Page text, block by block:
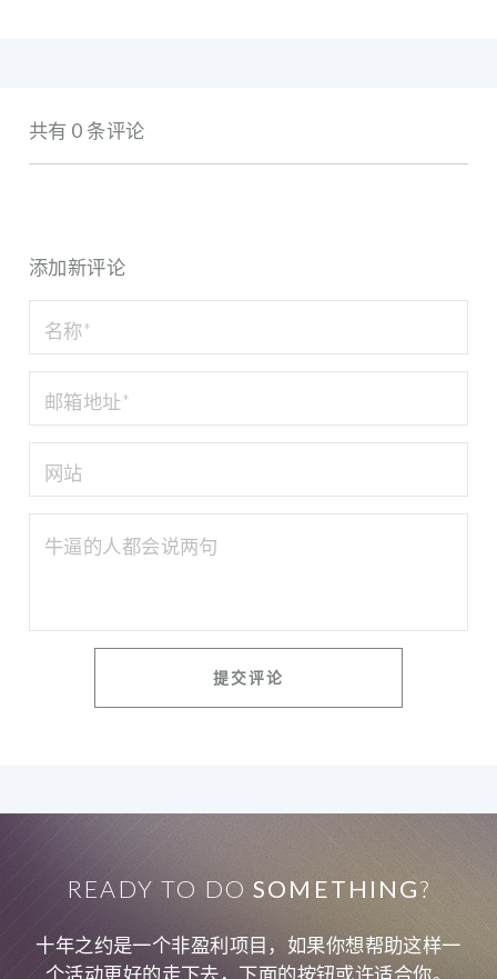
共有 0 条评论
添加新评论
READY TO DOSOMETHING?
十年之约是一个非盈利项目，如果你想帮助这样一
个活动更好的走下去，下面的按钮或许适合你。